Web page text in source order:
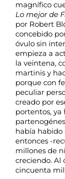
magnífico
Lo mejor de
por Robert
concebido
óvulo sin
empieza a
la veintena,
martinis y
porque con
peculiar
creado por
portentos, ya
había
entonces -
millones de
creciendo. Al
cincuenta